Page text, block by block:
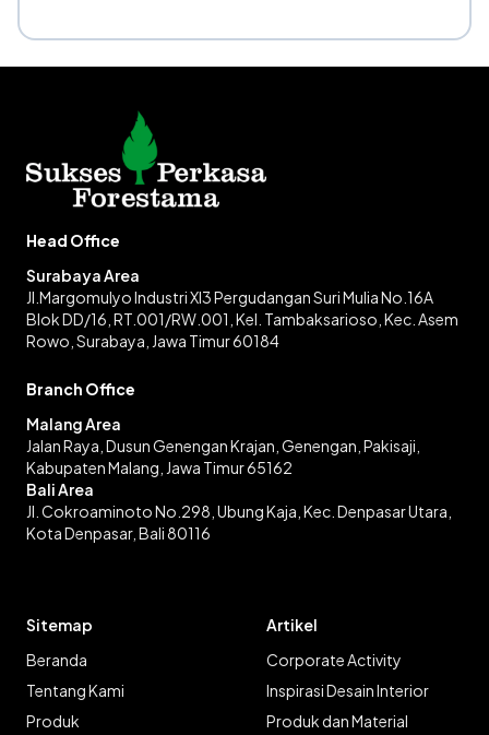
Head Office
Surabaya Area
Jl.Margomulyo Industri XI3 Pergudangan Suri Mulia No.16A
Blok DD/16, RT.001/RW.001, Kel. Tambaksarioso, Kec. Asem
Rowo, Surabaya, Jawa Timur 60184
Branch Office
Malang Area
Jalan Raya, Dusun Genengan Krajan, Genengan, Pakisaji,
Kabupaten Malang, Jawa Timur 65162
Bali Area
Jl. Cokroaminoto No.298, Ubung Kaja, Kec. Denpasar Utara,
Kota Denpasar, Bali 80116
Sitemap
Beranda
Tentang Kami
Produk
Artikel
Corporate Activity
Inspirasi Desain Interior
Produk dan Material